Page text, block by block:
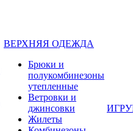
ВЕРХНЯЯ ОДЕЖДА
Брюки и
полукомбинезоны
утепленные
Ветровки и
джинсовки
Жилеты